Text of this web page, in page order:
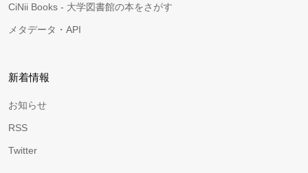
CiNii Books - 大学図書館の本をさがす
メタデータ・API
新着情報
お知らせ
RSS
Twitter